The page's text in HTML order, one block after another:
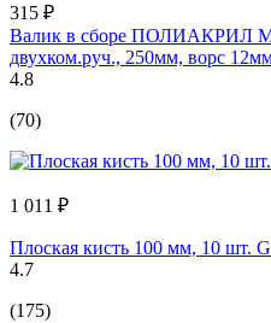
315 ₽
Валик в сборе ПОЛИАКРИЛ
двухком.руч., 250мм, ворс
4.8
(70)
1 011 ₽
Плоская кисть 100 мм, 10 шт.
4.7
(175)